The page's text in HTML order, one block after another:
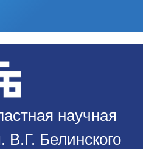
научная
В.Г. Белинского